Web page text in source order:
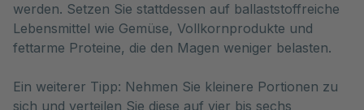
werden. Setzen Sie stattdessen auf ballaststoffreiche
Lebensmittel wie Gemüse, Vollkornprodukte und
fettarme Proteine, die den Magen weniger belasten.
Ein weiterer Tipp: Nehmen Sie kleinere Portionen zu
sich und verteilen Sie diese auf vier bis sechs